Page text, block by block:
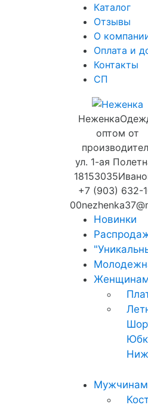
Каталог
Отзывы
О
Оплата и
Контакты
СП
Неженка
оптом от
ул. 1-ая
18153035
+7 (903) 632-
00
Новинки
Мужчинам